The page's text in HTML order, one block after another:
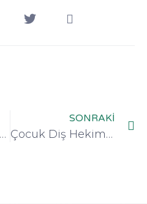
Süt Dişlerinde Minimal İnvaziv Teknikler
SONRAKI
Çocuk Diş Hekimliği